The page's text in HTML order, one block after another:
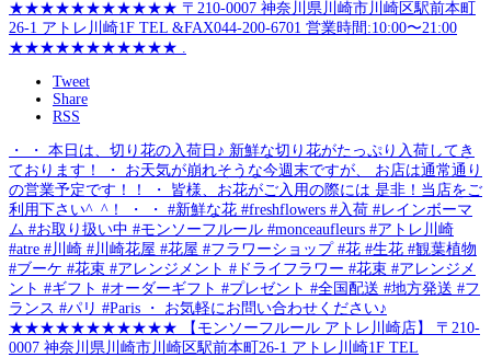
Tweet
Share
RSS
・ ・ 本日は、切り花の入荷日♪ 新鮮な切り花がたっぷり入荷してき
ております！ ・ お天気が崩れそうな今週末ですが、 お店は通常通り
の営業予定です！！ ・ 皆様、お花がご入用の際には 是非！当店をご
利用下さい^_^！ ・ ・ #新鮮な花 #freshflowers #入荷 #レインボーマ
ム #お取り扱い中 #モンソーフルール #monceaufleurs #アトレ川崎
#atre #川崎 #川崎花屋 #花屋 #フラワーショップ #花 #生花 #観葉植物
#ブーケ #花束 #アレンジメント #ドライフラワー #花束 #アレンジメ
ント #ギフト #オーダーギフト #プレゼント #全国配送 #地方発送 #フ
ランス #パリ #Paris ・ お気軽にお問い合わせください♪
★★★★★★★★★★★ 【モンソーフルール アトレ川崎店】 〒210-
0007 神奈川県川崎市川崎区駅前本町26-1 アトレ川崎1F TEL